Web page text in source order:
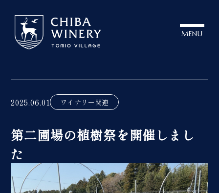
MENU
2025.06.01 ワイナリー関連
第二圃場の植樹祭を開催しまし
た